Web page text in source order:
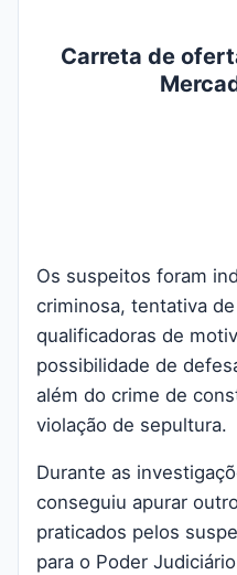
Carreta de
Os suspeitos foram
criminosa, tentativa
qualificadoras de
possibilidade de
além do crime de
violação de sepultura.
Durante as
conseguiu apurar
praticados pelos
para o Poder